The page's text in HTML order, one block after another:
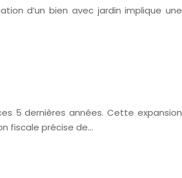
d’un bien avec jardin implique une
5 dernières années. Cette expansion
fiscale précise de…